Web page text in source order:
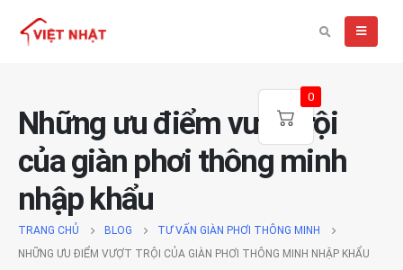
Những ưu điểm vượt trội
của giàn phơi thông minh
nhập khẩu
TRANG CHỦ BLOG
TƯ VẤN GIÀN PHƠI THÔNG MINH
NHỮNG ƯU ĐIỂM VƯỢT TRỘI CỦA GIÀN PHƠI THÔNG MINH NHẬP KHẨU
0